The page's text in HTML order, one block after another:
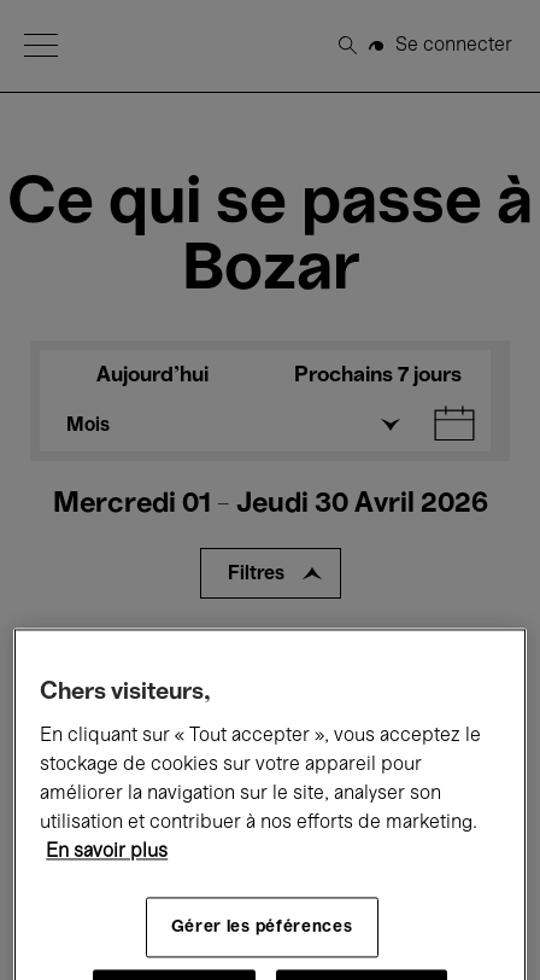
Open Menu
Rechercher
Se connecter
Ce qui se passe à
Bozar
Aujourd'hui Prochains 7 jours
Mois
Mercredi 01 - Jeudi 30 Avril 2026
Filtres
Rencontres & Débats Jazz
Musique classique Global Music
Pour tous Kids’ Palace
Chers visiteurs,
En cliquant sur « Tout accepter », vous acceptez le
stockage de cookies sur votre appareil pour
améliorer la navigation sur le site, analyser son
utilisation et contribuer à nos efforts de marketing.
En savoir plus
Gérer les péférences